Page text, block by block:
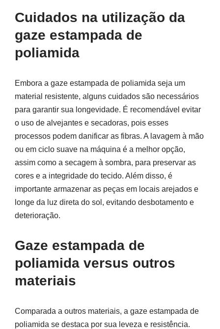
Cuidados na utilização da
gaze estampada de
poliamida
Embora a gaze estampada de poliamida seja um
material resistente, alguns cuidados são necessários
para garantir sua longevidade. É recomendável evitar
o uso de alvejantes e secadoras, pois esses
processos podem danificar as fibras. A lavagem à mão
ou em ciclo suave na máquina é a melhor opção,
assim como a secagem à sombra, para preservar as
cores e a integridade do tecido. Além disso, é
importante armazenar as peças em locais arejados e
longe da luz direta do sol, evitando desbotamento e
deterioração.
Gaze estampada de
poliamida versus outros
materiais
Comparada a outros materiais, a gaze estampada de
poliamida se destaca por sua leveza e resistência.